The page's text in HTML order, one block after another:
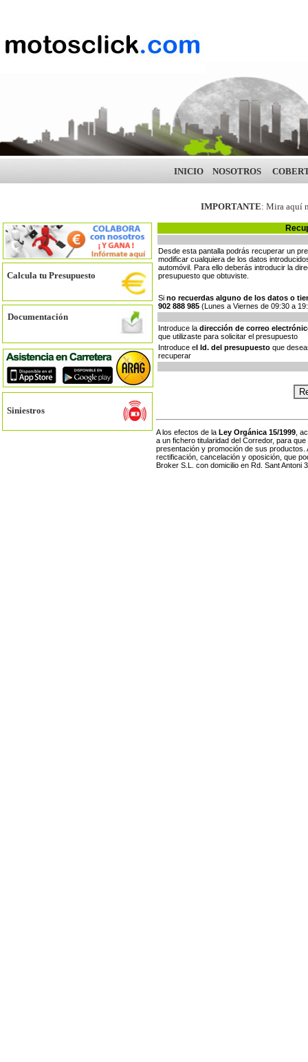
IMPORTANTE: Mira aquí
Documentación
Siniestros
Calcula tu Presupuesto
Desde esta pantalla podrás recuperar un
modificar cualquiera de los datos
automóvil. Para ello deberás introducir la
presupuesto que obtuviste.
Si no recuerdas alguno de los datos o
902 888 985 (Lunes a Viernes de 09:30 a
Introduce la dirección de correo
que utilizaste para solicitar el presupuesto
Introduce el Id. del presupuesto que
recuperar
A los efectos de la Ley Orgánica 15/1999 ,
a un fichero titularidad del Corredor, para
presentación y promoción de sus
rectificación, cancelación y oposición, que
Broker S.L. con domicilio en Rd. Sant
INICIO NOSOTROS